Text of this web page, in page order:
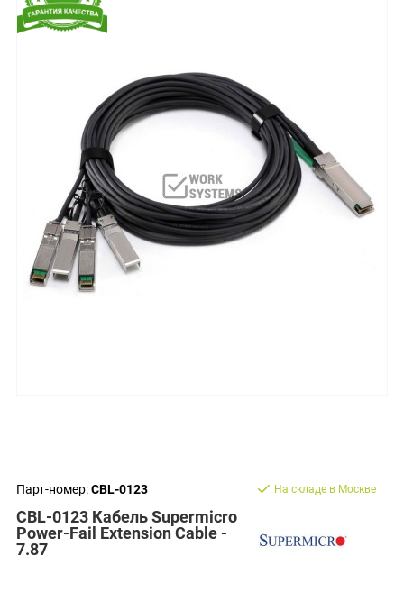
Парт-номер:CBL-0123
CBL-0123 Кабель Supermicro
Power-Fail Extension Cable -
7.87
На складе в Москве